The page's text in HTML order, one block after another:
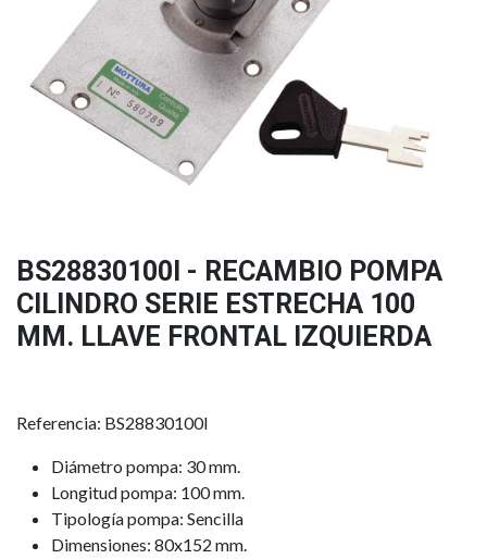
BS28830100I - RECAMBIO POMPA
CILINDRO SERIE ESTRECHA 100
MM. LLAVE FRONTAL IZQUIERDA
Referencia: BS28830100I
Diámetro pompa: 30 mm.
Longitud pompa: 100 mm.
Tipología pompa: Sencilla
Dimensiones: 80x152 mm.